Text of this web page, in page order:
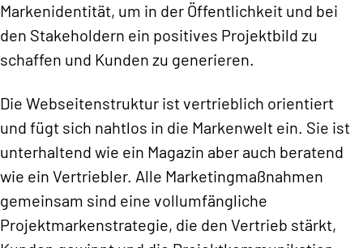
Markenidentität, um in der Öffentlichkeit und bei
den Stakeholdern ein positives Projektbild zu
schaffen und Kunden zu generieren.
Die Webseitenstruktur ist vertrieblich orientiert
und fügt sich nahtlos in die Markenwelt ein. Sie ist
unterhaltend wie ein Magazin aber auch beratend
wie ein Vertriebler. Alle Marketingmaßnahmen
gemeinsam sind eine vollumfängliche
Projektmarkenstrategie, die den Vertrieb stärkt,